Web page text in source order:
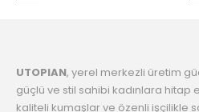
8
Taksit
UTOPIAN, yerel merkezli üretim
güçlü ve stil sahibi kadınlara hitap
kaliteli kumaşlar ve özenli işçilikle